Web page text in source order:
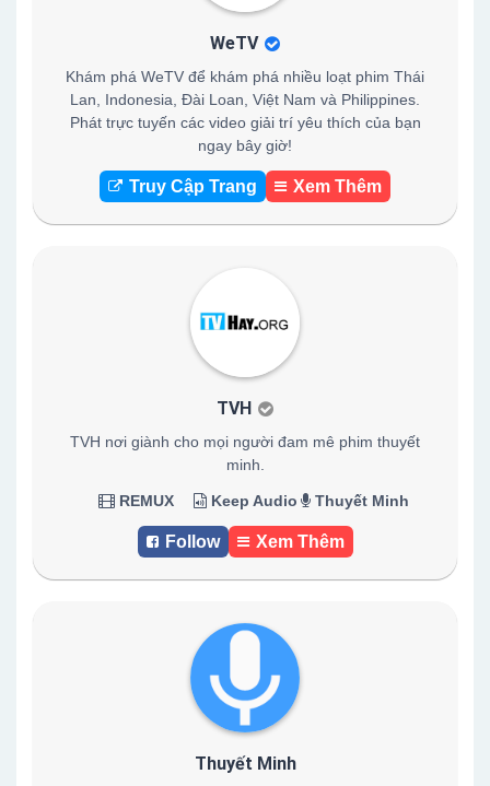
WeTV
Khám phá WeTV để khám phá nhiều loạt phim Thái
Lan, Indonesia, Đài Loan, Việt Nam và Philippines.
Phát trực tuyến các video giải trí yêu thích của bạn
ngay bây giờ!
Truy Cập Trang Xem Thêm
TVH
TVH nơi giành cho mọi người đam mê phim thuyết
minh.
REMUX Keep Audio Thuyết Minh
Follow Xem Thêm
Thuyết Minh